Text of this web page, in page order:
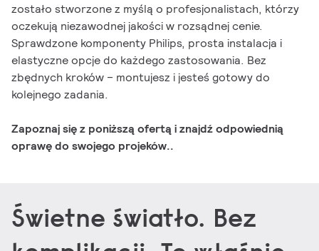
zostało stworzone z myślą o profesjonalistach, którzy
oczekują niezawodnej jakości w rozsądnej cenie.
Sprawdzone komponenty Philips, prosta instalacja i
elastyczne opcje do każdego zastosowania. Bez
zbędnych kroków – montujesz i jesteś gotowy do
kolejnego zadania.
Zapoznaj się z poniższą ofertą i znajdź odpowiednią
oprawę do swojego projeków..
Świetne światło. Bez